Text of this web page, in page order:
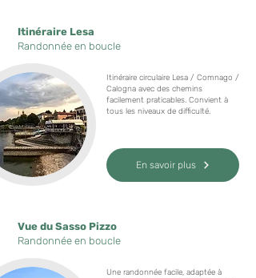
Itinéraire Lesa
Randonnée en boucle
Itinéraire circulaire Lesa / Comnago /
Calogna avec des chemins
facilement praticables. Convient à
tous les niveaux de difficulté.
En savoir plus
Vue du Sasso Pizzo
Randonnée en boucle
Une randonnée facile, adaptée à